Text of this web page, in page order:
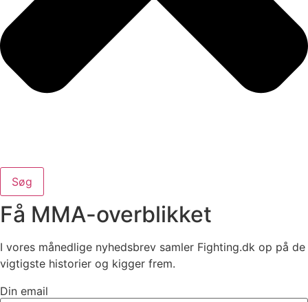
Søg
Få MMA-overblikket
I vores månedlige nyhedsbrev samler Fighting.dk op på de
vigtigste historier og kigger frem.
Din email